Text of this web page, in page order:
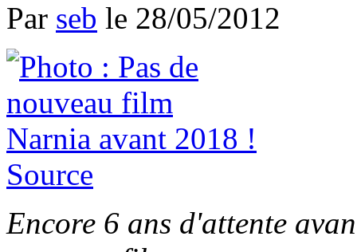
Par seb le 28/05/2012
Source
Encore 6 ans d'attente